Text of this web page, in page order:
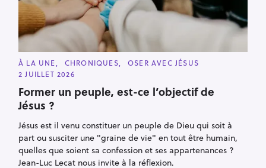
C
T
G
O
R
E
S
À LA UNE CHRONIQUES
OSER AVEC JÉSUS
2 JUILLET 2026
Former un peuple, est-ce l’objectif de
Jésus ?
Jésus est il venu constituer un peuple de Dieu qui soit à
part ou susciter une "graine de vie" en tout être humain,
quelles que soient sa confession et ses appartenances ?
Jean-Luc Lecat nous invite à la réflexion.